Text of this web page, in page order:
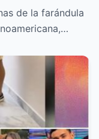
de la farándula